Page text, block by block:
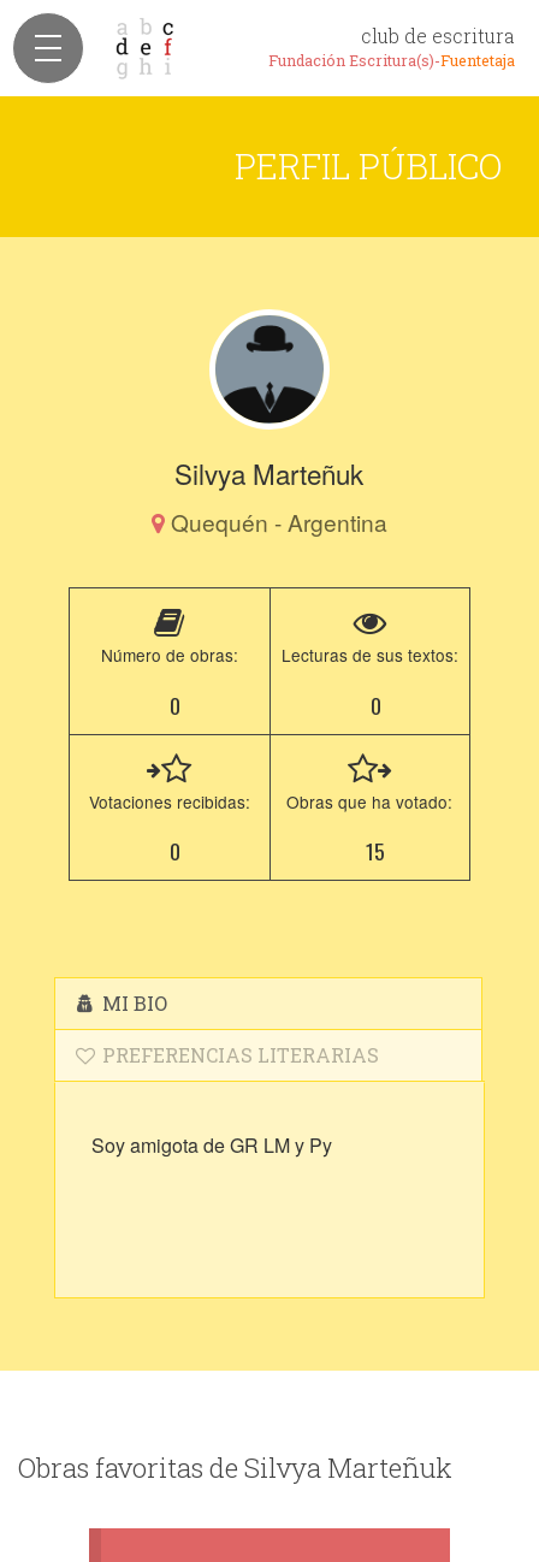
club de escritura
Fundación Escritura(s)-Fuentetaja
PERFIL PÚBLICO
Silvya Marteñuk
Quequén - Argentina
Número de obras:
0
Lecturas de sus textos:
0
Votaciones recibidas:
0
Obras que ha votado:
15
MI BIO
PREFERENCIAS LITERARIAS
Soy amigota de GR LM y Py
Obras favoritas de Silvya Marteñuk